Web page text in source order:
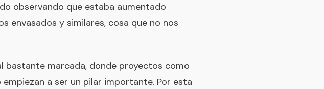
observando que estaba aumentado
envasados y similares, cosa que no nos
bastante marcada, donde proyectos como
a ser un pilar importante. Por esta